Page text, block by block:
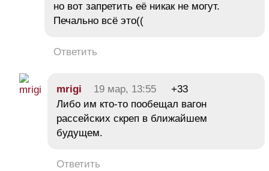
но вот запретить её никак не могут.
Печально всё это((
Ответить
mrigi 19 мар, 13:55
+33
Либо им кто-то пообещал вагон
рассейских скреп в ближайшем
будущем.
Ответить